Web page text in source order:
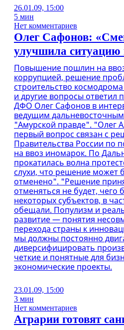
26.01.09, 15:00
5 мин
Нет комментариев
Олег Сафонов:
улучшила ситуацию
Повышение пошлин на
коррупцией, решение
строительство
и другие вопросы ответил
ДФО Олег Сафонов в
ведущим
"Амурской правде". "Олег
первый вопрос связан с
Правительства России
на ввоз иномарок. По
прокатилась волна
слухи, что решение может
отменено". "Решение
отменяться не будет, чего
некоторых субъектов, в
обещали. Популизм и
развитие — понятия
перехода страны к
мы должны постоянно
диверсифицировать
четкие и понятные для
экономические проекты.
23.01.09, 15:00
3 мин
Нет комментариев
Аграрии готовят